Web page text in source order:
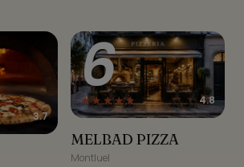
3.7
MELBAD PIZZA
6
★★★★★ 4.8
MELBAD PIZZA
Montluel